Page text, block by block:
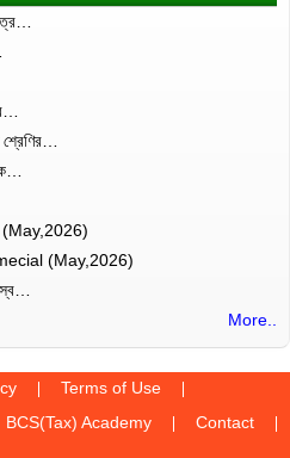
(May,2026)
More..
Terms of Use
BCS(Tax) Academy
Contact